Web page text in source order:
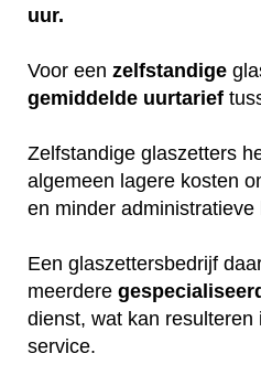
uur.
Voor een zelfstandige
gemiddelde uurtarief
Zelfstandige glaszetters
algemeen lagere kosten
en minder administratieve
Een glaszettersbedrijf
meerdere
dienst, wat kan resulteren
service.